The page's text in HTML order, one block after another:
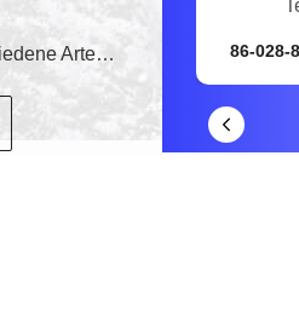
Sie können uns auf verschiedene Arten kontaktieren.
Skype
86-028-